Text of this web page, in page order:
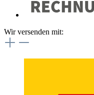
Wir versenden mit: